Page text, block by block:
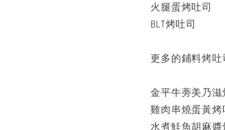
火腿蛋烤吐司
BLT烤吐司
更多的鋪料烤吐
金平牛蒡美乃滋
雞肉串燒蛋黃烤
水煮鮭魚胡麻醬